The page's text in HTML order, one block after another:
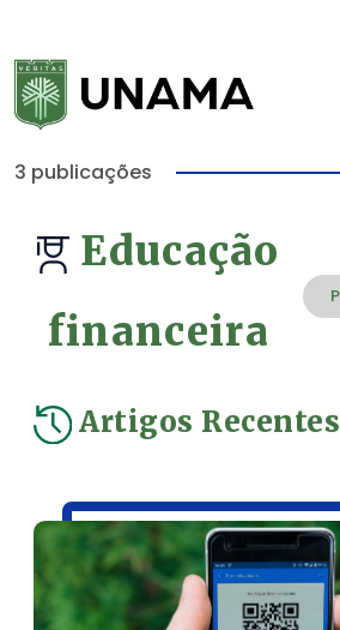
3 publicações
Educação
financeira
Artigos Recentes